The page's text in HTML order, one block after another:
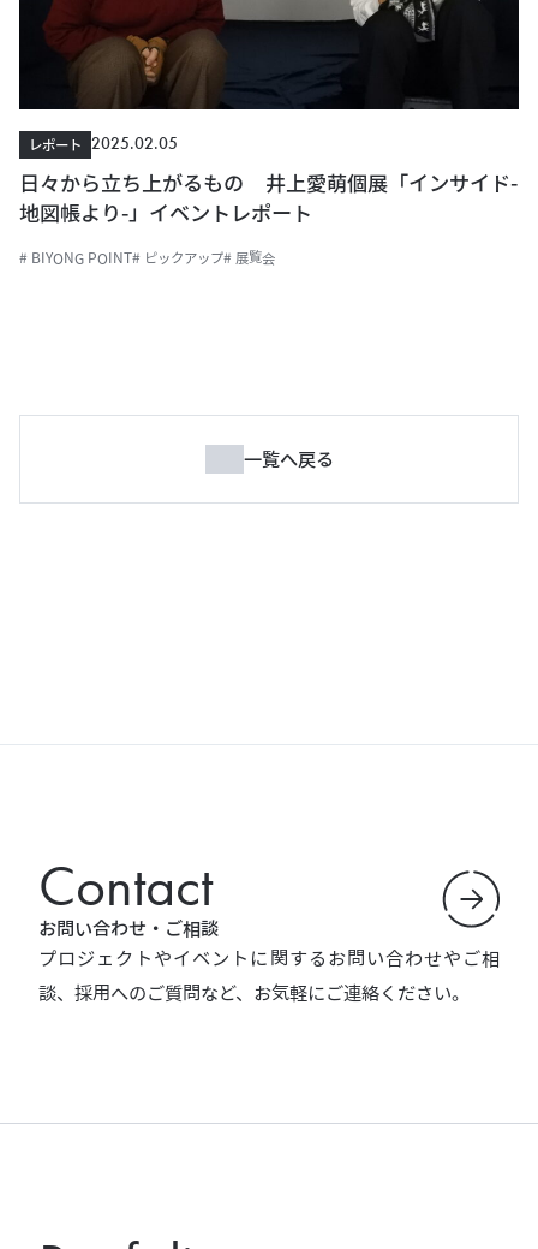
レポート
2025.02.05
日々から立ち上がるもの 井上愛萌個展「インサイド-
地図帳より-」イベントレポート
# BIYONG POINT# ピックアップ# 展覧会
一覧へ戻る
Contact
お問い合わせ・ご相談
プロジェクトやイベントに関するお問い合わせやご相
談、採用へのご質問など、お気軽にご連絡ください。